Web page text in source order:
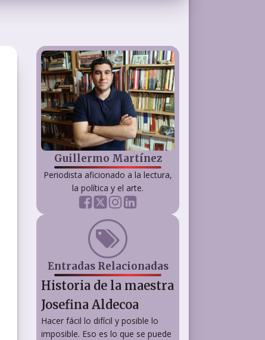
Guillermo Martínez
Periodista aficionado a la lectura,
la política y el arte.
Entradas Relacionadas
Historia de la maestra
Josefina Aldecoa
Hacer fácil lo difícil y posible lo
imposible. Eso es lo que se puede